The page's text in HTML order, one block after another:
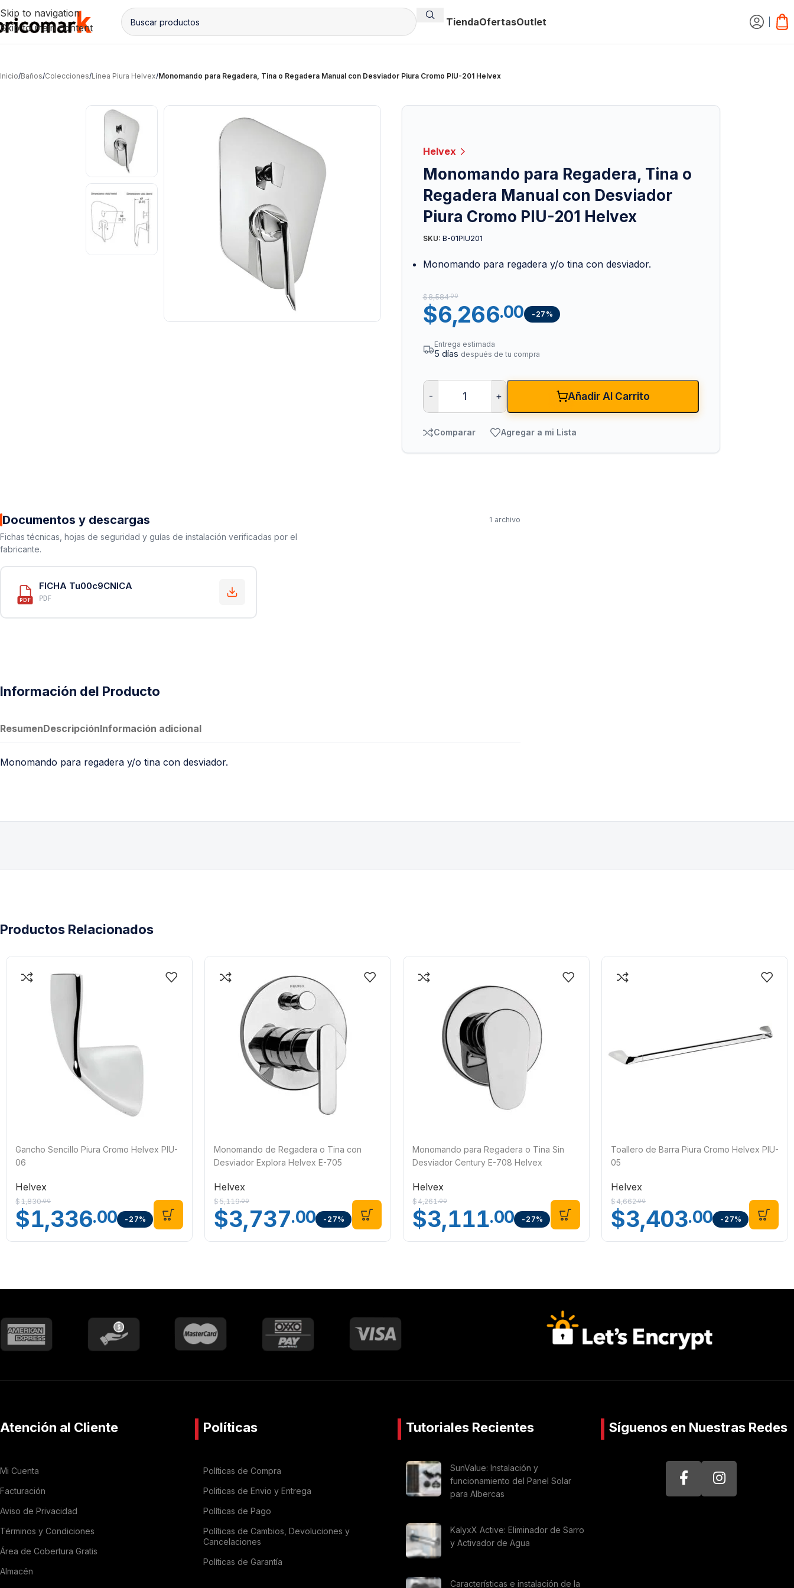
Skip to navigation
Skip to main content
Tienda
Tuberías y Conexiones
Cobre y Latón
Sistemas Contra Incendio
Acero Galvanizado
Bombas para Agua
Hidroneumáticos y Sistemas de
Sumergibles para Agua Limpia
OfertasOutlet
Inicio/Baños/Colecciones/Línea Piura Helvex/Monomando para Regadera, Tina o Regadera Manual con Desviador Piura Cromo PIU-201 Helvex
Helvex
Monomando para Regadera, Tina o
Regadera Manual con Desviador
Piura Cromo PIU-201 Helvex
SKU: B-01PIU201
Monomando para regadera y/o tina con desviador.
$8,584.00
$6,266.00 -27%
Entrega estimada
5 días después de tu compra
- + Añadir Al Carrito
Comparar Agregar a mi Lista
Documentos y descargas 1 archivo
Fichas técnicas, hojas de seguridad y guías de instalación verificadas por el
fabricante.
PDF
FICHA Tu00c9CNICA
PDF
Información del Producto
ResumenDescripciónInformación adicional
Monomando para regadera y/o tina con desviador.
Productos Relacionados
Gancho Sencillo Piura Cromo Helvex PIU-
06
Helvex
$1,830.00
$1,336.00 -27%
Monomando de Regadera o Tina con
Desviador Explora Helvex E-705
Helvex
$5,119.00
$3,737.00 -27%
Monomando para Regadera o Tina Sin
Desviador Century E-708 Helvex
Helvex
$4,261.00
$3,111.00 -27%
Toallero de Barra Piura Cromo Helvex PIU-
05
Helvex
$4,662.00
$3,403.00 -27%
Atención al Cliente
Mi Cuenta
Facturación
Aviso de Privacidad
Términos y Condiciones
Área de Cobertura Gratis
Almacén
Políticas
Políticas de Compra
Politicas de Envio y Entrega
Políticas de Pago
Políticas de Cambios, Devoluciones y
Cancelaciones
Políticas de Garantía
Tutoriales Recientes
SunValue: Instalación y
funcionamiento del Panel Solar
para Albercas
KalyxX Active: Eliminador de Sarro
y Activador de Agua
Características e instalación de la
Síguenos en Nuestras Redes